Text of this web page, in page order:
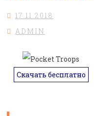
17.11.2018
ADMIN
Скачать бесплатно